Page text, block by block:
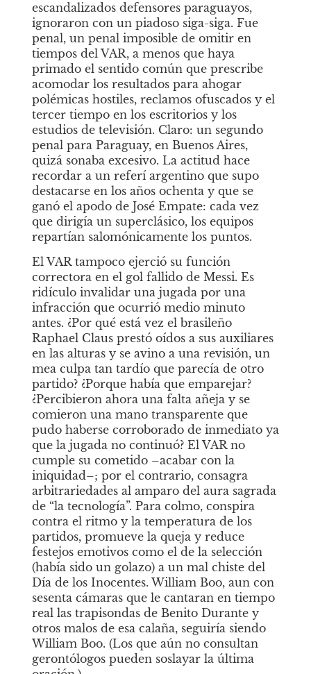
escandalizados defensores paraguayos,
ignoraron con un piadoso siga-siga. Fue
penal, un penal imposible de omitir en
tiempos del VAR, a menos que haya
primado el sentido común que prescribe
acomodar los resultados para ahogar
polémicas hostiles, reclamos ofuscados y el
tercer tiempo en los escritorios y los
estudios de televisión. Claro: un segundo
penal para Paraguay, en Buenos Aires,
quizá sonaba excesivo. La actitud hace
recordar a un referí argentino que supo
destacarse en los años ochenta y que se
ganó el apodo de José Empate: cada vez
que dirigía un superclásico, los equipos
repartían salomónicamente los puntos.
El VAR tampoco ejerció su función
correctora en el gol fallido de Messi. Es
ridículo invalidar una jugada por una
infracción que ocurrió medio minuto
antes. ¿Por qué está vez el brasileño
Raphael Claus prestó oídos a sus auxiliares
en las alturas y se avino a una revisión, un
mea culpa tan tardío que parecía de otro
partido? ¿Porque había que emparejar?
¿Percibieron ahora una falta añeja y se
comieron una mano transparente que
pudo haberse corroborado de inmediato ya
que la jugada no continuó? El VAR no
cumple su cometido –acabar con la
iniquidad–; por el contrario, consagra
arbitrariedades al amparo del aura sagrada
de “la tecnología”. Para colmo, conspira
contra el ritmo y la temperatura de los
partidos, promueve la queja y reduce
festejos emotivos como el de la selección
(había sido un golazo) a un mal chiste del
Día de los Inocentes. William Boo, aun con
sesenta cámaras que le cantaran en tiempo
real las trapisondas de Benito Durante y
otros malos de esa calaña, seguiría siendo
William Boo. (Los que aún no consultan
gerontólogos pueden soslayar la última